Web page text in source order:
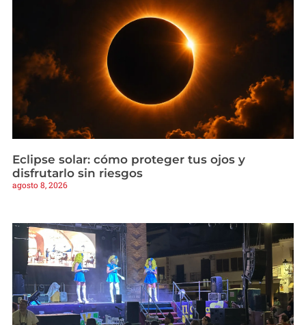
Eclipse solar: cómo proteger tus ojos y
disfrutarlo sin riesgos
agosto 8, 2026